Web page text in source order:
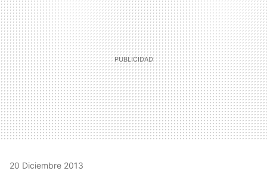
20 Diciembre 2013